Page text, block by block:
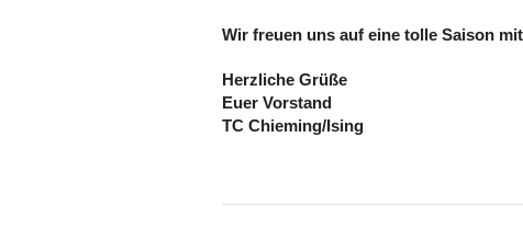
Wir freuen uns auf eine tolle Saison
Herzliche Grüße
Euer Vorstand
TC Chieming/Ising